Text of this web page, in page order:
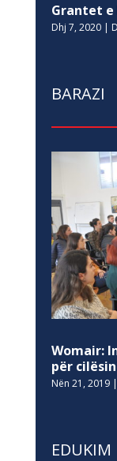
Grantet
Dhj 7, 2020|
BARAZI
Womair:
për
Nën 21, 2019|
EDUKIM